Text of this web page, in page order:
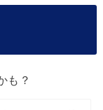
も？